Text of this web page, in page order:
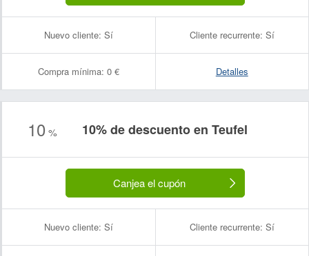
Nuevo cliente: Sí Cliente recurrente: Sí
Compra mínima: 0 € Detalles
10 % 10% de descuento en Teufel
Canjea el cupón
Nuevo cliente: Sí Cliente recurrente: Sí